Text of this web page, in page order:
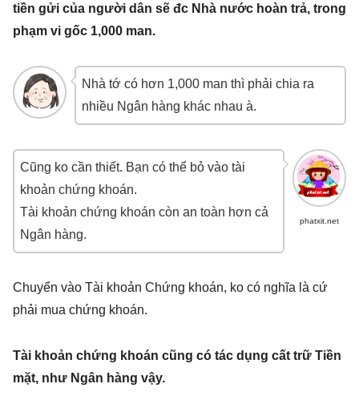
tiền gửi của người dân sẽ đc Nhà nước hoàn trả, trong
phạm vi gốc 1,000 man.
Nhà tớ có hơn 1,000 man thì phải chia ra
nhiều Ngân hàng khác nhau à.
phatxit.net
Cũng ko cần thiết. Bạn có thể bỏ vào tài
khoản chứng khoán.
Tài khoản chứng khoán còn an toàn hơn cả
Ngân hàng.
Chuyển vào Tài khoản Chứng khoán, ko có nghĩa là cứ
phải mua chứng khoán.
Tài khoản chứng khoán cũng có tác dụng cất trữ Tiền
mặt, như Ngân hàng vậy.